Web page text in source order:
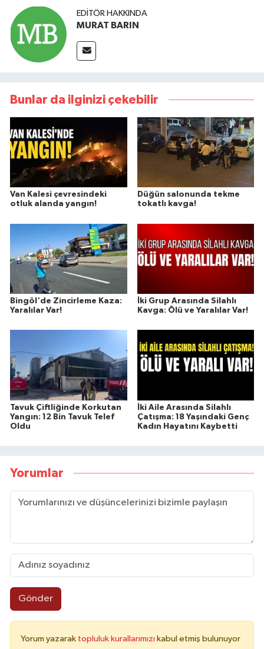
EDITÖR HAKKINDA
MURAT BARIN
Bunlar da ilginizi çekebilir
Van Kalesi çevresindeki
otluk alanda yangın!
Düğün salonunda tekme
tokatlı kavga!
Bingöl'de Zincirleme Kaza:
Yaralılar Var!
İki Grup Arasında Silahlı
Kavga: Ölü ve Yaralılar Var!
Tavuk Çiftliğinde Korkutan
Yangın: 12 Bin Tavuk Telef
Oldu
İki Aile Arasında Silahlı
Çatışma: 18 Yaşındaki Genç
Kadın Hayatını Kaybetti
Yorumlar
Gönder
Yorum yazarak topluluk kurallarımızı kabul etmiş bulunuyor